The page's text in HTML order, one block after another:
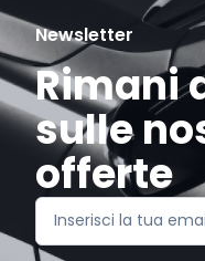
Newsletter
Rimani
sulle
offerte